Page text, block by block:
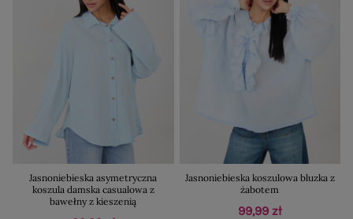
Jasnoniebieska asymetryczna
koszula damska casualowa z
bawełny z kieszenią
Jasnoniebieska koszulowa bluzka z
żabotem
99,99 zł